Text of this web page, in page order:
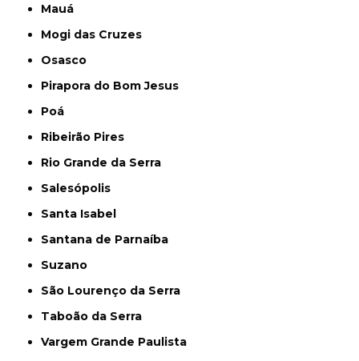
Mauá
Mogi das Cruzes
Osasco
Pirapora do Bom Jesus
Poá
Ribeirão Pires
Rio Grande da Serra
Salesópolis
Santa Isabel
Santana de Parnaíba
Suzano
São Lourenço da Serra
Taboão da Serra
Vargem Grande Paulista